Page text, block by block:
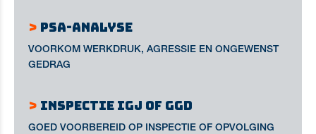
> PSA-ANALYSE
VOORKOM WERKDRUK, AGRESSIE EN ONGEWENST
GEDRAG
> INSPECTIE IGJ OF GGD
GOED VOORBEREID OP INSPECTIE OF OPVOLGING